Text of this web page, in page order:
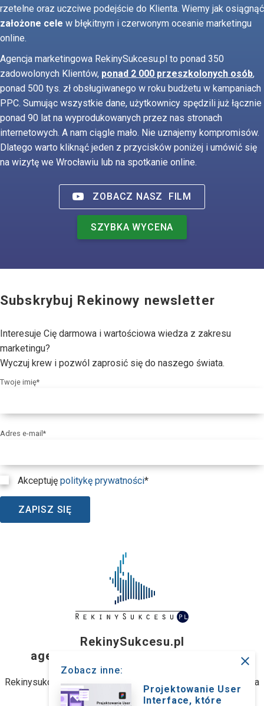
rzetelne oraz uczciwe podejście do Klienta. Wiemy jak osiągnąć
założone cele w błękitnym i czerwonym oceanie marketingu
online.
Agencja marketingowa RekinySukcesu.pl to ponad 350
zadowolonych Klientów, ponad 2 000 przeszkolonych osób,
ponad 500 tys. zł obsługiwanego w roku budżetu w kampaniach
PPC. Sumując wszystkie dane, użytkownicy spędzili już łącznie
ponad 90 lat na wyprodukowanych przez nas stronach
internetowych. A nam ciągle mało. Nie uznajemy kompromisów.
Dlatego warto kliknąć jeden z przycisków poniżej i umówić się
na wizytę we Wrocławiu lub na spotkanie online.
ZOBACZ NASZ FILM
SZYBKA WYCENA
Subskrybuj Rekinowy newsletter
Interesuje Cię darmowa i wartościowa wiedza z zakresu
marketingu?
Wyczuj krew i pozwól zaprosić się do naszego świata.
Twoje imię*
Adres e-mail*
Akceptuję politykę prywatności*
ZAPISZ SIĘ
RekinySukcesu.pl
agencja interaktywna z Wrocławia
Rekinysukcesu.pl Sp. z o.o. (dawniej: Rekinysukcesu.pl Spółka
jawna M. Biernacki)
Zobacz inne:
close
Projektowanie User
Interface, które